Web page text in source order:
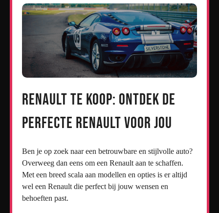
Renault te koop: Ontdek de
perfecte Renault voor jou
Ben je op zoek naar een betrouwbare en stijlvolle auto?
Overweeg dan eens om een Renault aan te schaffen.
Met een breed scala aan modellen en opties is er altijd
wel een Renault die perfect bij jouw wensen en
behoeften past.